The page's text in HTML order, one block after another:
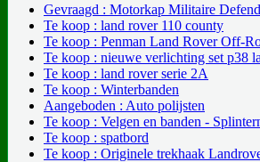
Gevraagd : Motorkap Militaire
Te koop : land rover 110 county
Te koop : Penman Land Rover Off-
Te koop : nieuwe verlichting set p38
Te koop : land rover serie 2A
Te koop : Winterbanden
Aangeboden : Auto polijsten
Te koop : Velgen en banden -
Te koop : spatbord
Te koop : Originele trekhaak